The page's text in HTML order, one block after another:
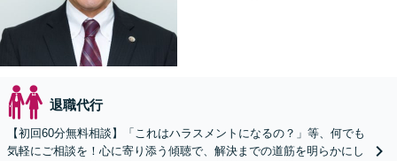
退職代行
【初回60分無料相談】「これはハラスメントになるの？」等、何でも
気軽にご相談を！心に寄り添う傾聴で、解決までの道筋を明らかにし